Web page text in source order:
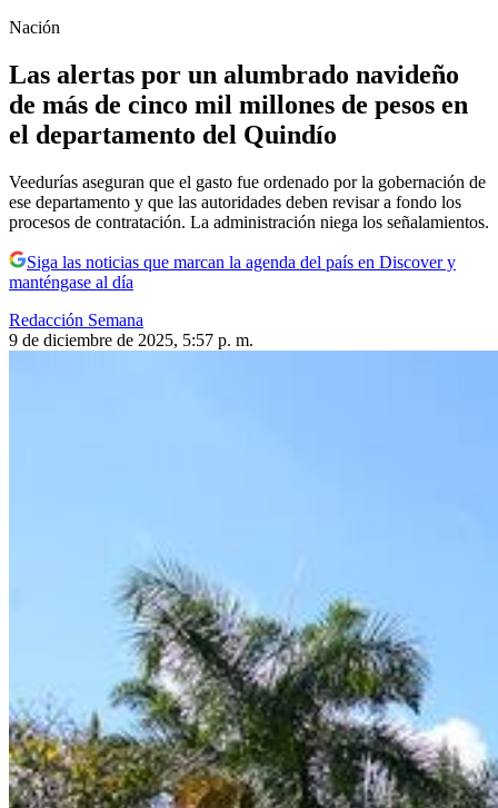
Nación
Las alertas por un alumbrado navideño
de más de cinco mil millones de pesos en
el departamento del Quindío
Veedurías aseguran que el gasto fue ordenado por la gobernación de
ese departamento y que las autoridades deben revisar a fondo los
procesos de contratación. La administración niega los señalamientos.
Siga las noticias que marcan la agenda del país en Discover y
manténgase al día
Redacción Semana
9 de diciembre de 2025, 5:57 p. m.